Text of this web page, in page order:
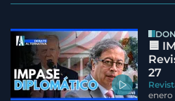
🟦
27
enero